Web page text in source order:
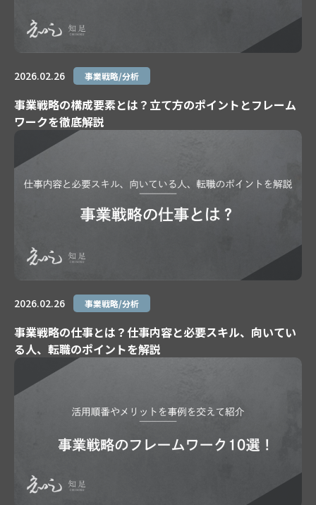
2026.02.26 事業戦略/分析
事業戦略の構成要素とは？立て方のポイントとフレーム
ワークを徹底解説
2026.02.26 事業戦略/分析
事業戦略の仕事とは？仕事内容と必要スキル、向いてい
る人、転職のポイントを解説